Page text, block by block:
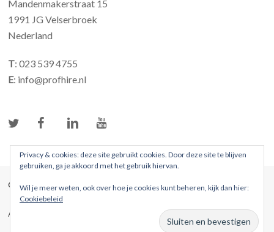
Mandenmakerstraat 15
1991 JG Velserbroek
Nederland
T: 023 539 4755
E: info@profhire.nl
© 2026 ProFhire. Alle rechten voorbehouden
Algemene voorwaarden
Privacybeleid
Privacy & cookies: deze site gebruikt cookies. Door deze site te blijven
gebruiken, ga je akkoord met het gebruik hiervan.
Wil je meer weten, ook over hoe je cookies kunt beheren, kijk dan hier:
Cookiebeleid